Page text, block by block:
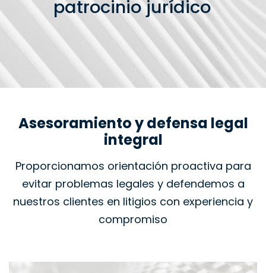
patrocinio jurídico
Asesoramiento y defensa legal
integral
Proporcionamos orientación proactiva para
evitar problemas legales y defendemos a
nuestros clientes en litigios con experiencia y
compromiso